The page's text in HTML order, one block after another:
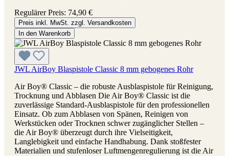
Regulärer Preis: 74,90 €
Preis inkl. MwSt. zzgl. Versandkosten
In den Warenkorb
JWL AirBoy Blaspistole Classic 8 mm gebogenes Rohr
Air Boy® Classic – die robuste Ausblaspistole für Reinigung,
Trocknung und Abblasen Die Air Boy® Classic ist die
zuverlässige Standard-Ausblaspistole für den professionellen
Einsatz. Ob zum Abblasen von Spänen, Reinigen von
Werkstücken oder Trocknen schwer zugänglicher Stellen –
die Air Boy® überzeugt durch ihre Vielseitigkeit,
Langlebigkeit und einfache Handhabung. Dank stoßfester
Materialien und stufenloser Luftmengenregulierung ist die Air